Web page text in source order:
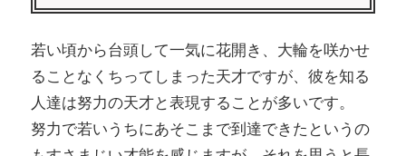
若い頃から台頭して一気に花開き、大輪を咲かせ
ることなくちってしまった天才ですが、彼を知る
人達は努力の天才と表現することが多いです。
努力で若いうちにあそこまで到達できたというの